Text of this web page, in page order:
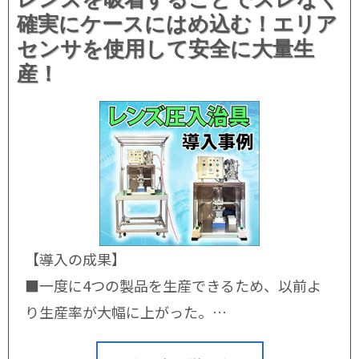
確実にケースにはめ込む！エリア
センサを使用して安全に大量生
産！
【導入の成果】
■一度に4つの製品を生産できるため、以前よ
り生産率が大幅に上がった。
■レンズを吸着させるため、ズレが傷なくなっ